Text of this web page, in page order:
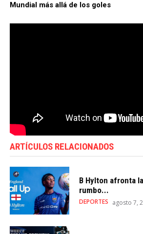
Mundial más allá de los goles
ARTÍCULOS RELACIONADOS
B Hylton afronta
rumbo...
DEPORTES agosto 7,